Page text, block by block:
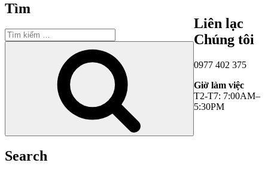
Tìm
Tìm
kiếm:
Tìm
Liên lạc
Chúng tôi
0977 402 375
Giờ làm việc
T2-T7: 7:00AM–
5:30PM
Search